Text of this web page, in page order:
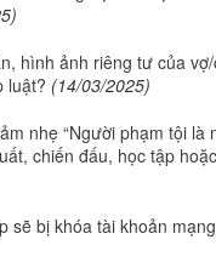
hình ảnh riêng tư của
luật? (14/03/2025)
nhẹ “Người phạm tội là
chiến đấu, học tập
sẽ bị khóa tài khoản